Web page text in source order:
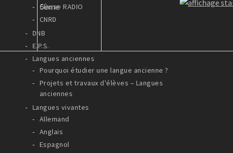
5ème
Classe RADIO
CNRD
DNB
E.P.S.
Langues anciennes
Pourquoi étudier une langue ancienne ?
Projets et travaux d'élèves – Langues
anciennes
Langues vivantes
Allemand
Anglais
Espagnol